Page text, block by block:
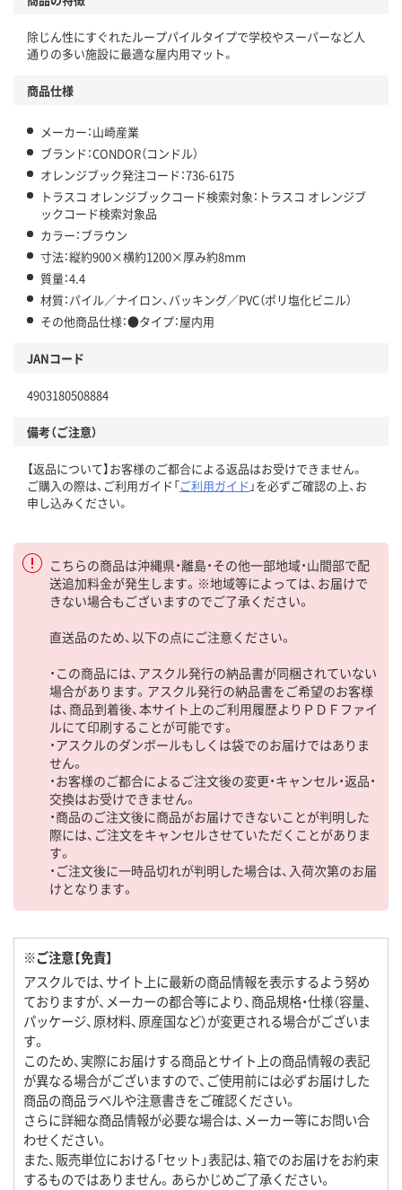
除じん性にすぐれたループパイルタイプで学校やスーパーなど人
通りの多い施設に最適な屋内用マット。
商品仕様
メーカー：山崎産業
ブランド：CONDOR（コンドル）
オレンジブック発注コード：736-6175
トラスコ オレンジブックコード検索対象：トラスコ オレンジブ
ックコード検索対象品
カラー：ブラウン
寸法：縦約900×横約1200×厚み約8mm
質量：4.4
材質：パイル／ナイロン、バッキング／PVC（ポリ塩化ビニル）
その他商品仕様：●タイプ：屋内用
JANコード
4903180508884
備考（ご注意）
【返品について】お客様のご都合による返品はお受けできません。
ご購入の際は、ご利用ガイド「ご利用ガイド 」を必ずご確認の上、お
申し込みください。
こちらの商品は沖縄県・離島・その他一部地域・山間部で配
送追加料金が発生します。※地域等によっては、お届けで
きない場合もございますのでご了承ください。
直送品のため、以下の点にご注意ください。
・この商品には、アスクル発行の納品書が同梱されていない
場合があります。アスクル発行の納品書をご希望のお客様
は、商品到着後、本サイト上のご利用履歴よりＰＤＦファイ
ルにて印刷することが可能です。
・アスクルのダンボールもしくは袋でのお届けではありま
せん。
・お客様のご都合によるご注文後の変更・キャンセル・返品・
交換はお受けできません。
・商品のご注文後に商品がお届けできないことが判明した
際には、ご注文をキャンセルさせていただくことがありま
す。
・ご注文後に一時品切れが判明した場合は、入荷次第のお届
けとなります。
※ご注意【免責】
アスクルでは、サイト上に最新の商品情報を表示するよう努め
ておりますが、メーカーの都合等により、商品規格・仕様（容量、
パッケージ、原材料、原産国など）が変更される場合がございま
す。
このため、実際にお届けする商品とサイト上の商品情報の表記
が異なる場合がございますので、ご使用前には必ずお届けした
商品の商品ラベルや注意書きをご確認ください。
さらに詳細な商品情報が必要な場合は、メーカー等にお問い合
わせください。
また、販売単位における「セット」表記は、箱でのお届けをお約束
するものではありません。あらかじめご了承ください。